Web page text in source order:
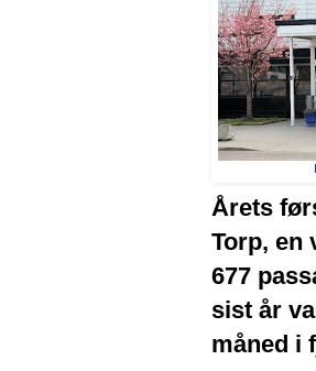
Årets
Torp, en
677
sist år
måned i